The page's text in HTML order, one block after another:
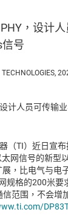
，设计
号
计人员可传输
（TI）近日宣
网信号的新型
，比电气与电
规格的200米
范围，不会增